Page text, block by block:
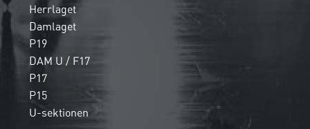
Herrlaget
Damlaget
P19
DAM U / F17
P17
P15
U-sektionen